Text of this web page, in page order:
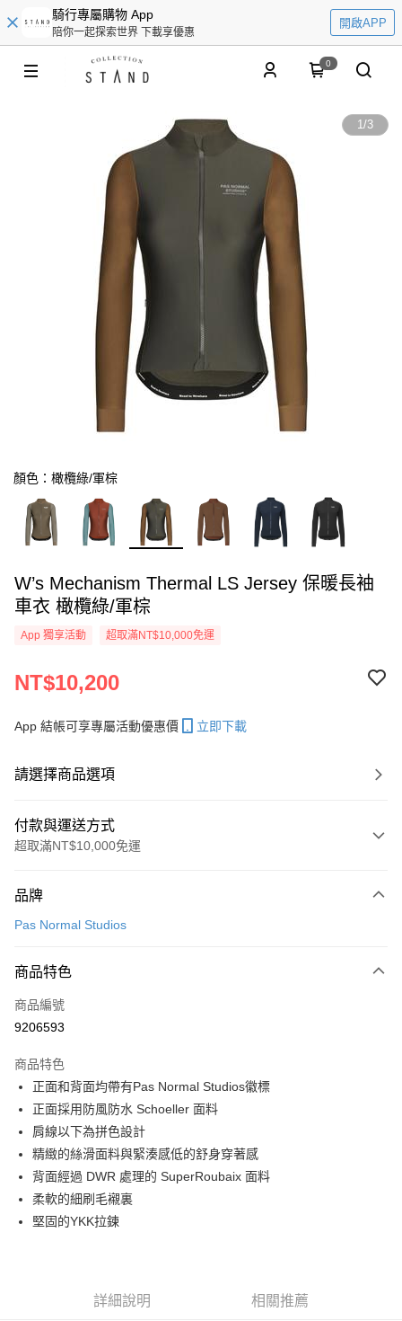
騎行專屬購物 App
陪你一起探索世界 下載享優惠
開啟APP
0
1/3
顏色：橄欖綠/軍棕
W’s Mechanism Thermal LS Jersey 保暖長袖
車衣 橄欖綠/軍棕
App 獨享活動 超取滿NT$10,000免運
NT$10,200
App 結帳可享專屬活動優惠價 立即下載
請選擇商品選項
付款與運送方式
超取滿NT$10,000免運
信用卡一次付款
LINE Pay
Apple Pay
運送方式
全家店到店
每筆NT$80，滿NT$10,000(含以上)免運費
付款後全家取貨
每筆NT$80，滿NT$10,000(含以上)免運費
7-11店到店
每筆NT$80，滿NT$10,000(含以上)免運費
品牌
Pas Normal Studios
商品特色
商品編號
9206593
商品特色
正面和背面均帶有Pas Normal Studios徽標
正面採用防風防水 Schoeller 面料
肩線以下為拼色設計
精緻的絲滑面料與緊湊感低的舒身穿著感
背面經過 DWR 處理的 SuperRoubaix 面料
柔軟的細刷毛襯裏
堅固的YKK拉鍊
詳細說明 相關推薦